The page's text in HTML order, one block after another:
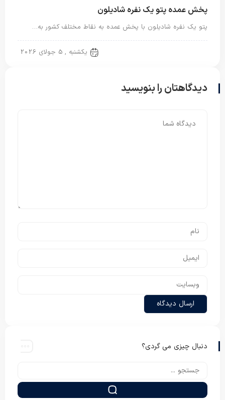
پخش عمده پتو یک نفره شادیلون
پتو یک نفره شادیلون با پخش عمده به نقاط مختلف کشور به…
یکشنبه , 5 جولای 2026
دیدگاهتان را بنویسید
دنبال چیزی می گردی؟